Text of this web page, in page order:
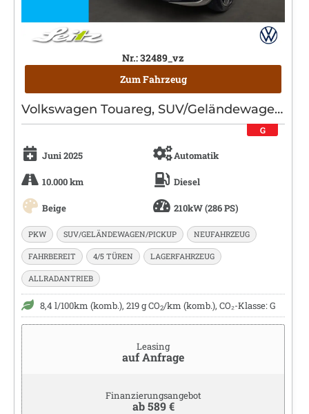
Nr.: 32489_vz
Zum Fahrzeug
Volkswagen Touareg, SUV/Geländewagen/Pickup, Diesel, Automatik, Beige
Juni 2025 Automatik
10.000 km Diesel
Beige 210kW (286 PS)
G
PKW SUV/GELÄNDEWAGEN/PICKUP NEUFAHRZEUG
FAHRBEREIT 4/5 TÜREN LAGERFAHRZEUG
ALLRADANTRIEB
8,4 l/100km (komb.), 219 g CO2/km (komb.), CO₂-Klasse: G
Leasing
auf Anfrage
Finanzierungsangebot
ab 589 €